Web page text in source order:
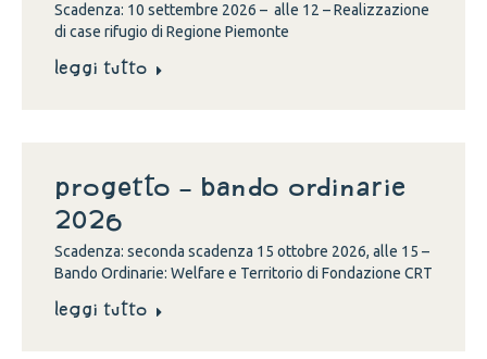
Scadenza: 10 settembre 2026 – alle 12 – Realizzazione
di case rifugio di Regione Piemonte
Leggi tutto
Progetto – Bando Ordinarie
2026
Scadenza: seconda scadenza 15 ottobre 2026, alle 15 –
Bando Ordinarie: Welfare e Territorio di Fondazione CRT
Leggi tutto